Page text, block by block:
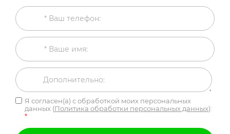
Я согласен(а) с обработкой моих персональных
данных (Политика обработки персональных данных):
*